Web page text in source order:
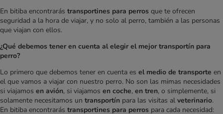
En bitiba encontrarás transportines para perros que te ofrecen
seguridad a la hora de viajar, y no solo al perro, también a las personas
que viajan con ellos.
¿Qué debemos tener en cuenta al elegir el mejor transportín para
perro?
Lo primero que debemos tener en cuenta es el medio de transporte en
el que vamos a viajar con nuestro perro. No son las mimas necesidades
si viajamos en avión, si viajamos en coche, en tren, o simplemente, si
solamente necesitamos un transportín para las visitas al veterinario.
En bitiba encontrarás transportines para perros para cada necesidad: